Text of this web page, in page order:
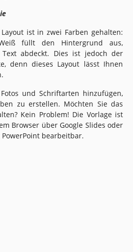
ist in zwei Farben gehalten:
füllt den Hintergrund aus,
abdeckt. Dies ist jedoch der
denn dieses Layout lässt Ihnen
und Schriftarten hinzufügen,
zu erstellen. Möchten Sie das
Kein Problem! Die Vorlage ist
Browser über Google Slides oder
bearbeitbar.